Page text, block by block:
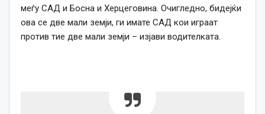
меѓу САД и Босна и Херцеговина. Очигледно, бидејќи
ова се две мали земји, ги имате САД кои играат
против тие две мали земји – изјави водителката.